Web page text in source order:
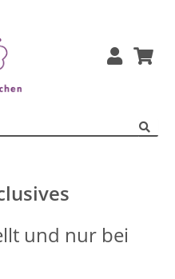
und nur bei